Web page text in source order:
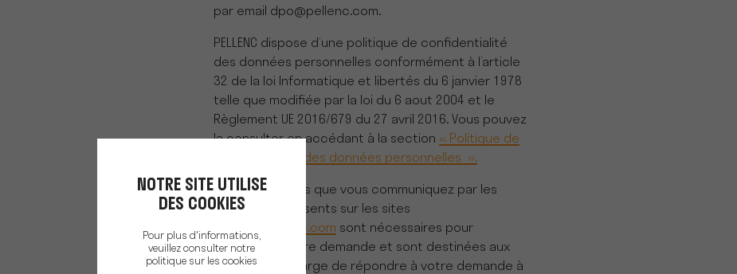
par email dpo@pellenc.com.
PELLENC dispose d’une politique de confidentialité
des données personnelles conformément à l’article
32 de la loi Informatique et libertés du 6 janvier 1978
telle que modifiée par la loi du 6 aout 2004 et le
Règlement UE 2016/679 du 27 avril 2016. Vous pouvez
la consulter en accédant à la section « Politique de
confidentialité des données personnelles ».
Les informations que vous communiquez par les
formulaires présents sur les sites
www.pellenc.com sont nécessaires pour
répondre à votre demande et sont destinées aux
services en charge de répondre à votre demande à
NOTRE SITE UTILISE
DES COOKIES
Pour plus d'informations,
veuillez consulter notre
politique sur les cookies